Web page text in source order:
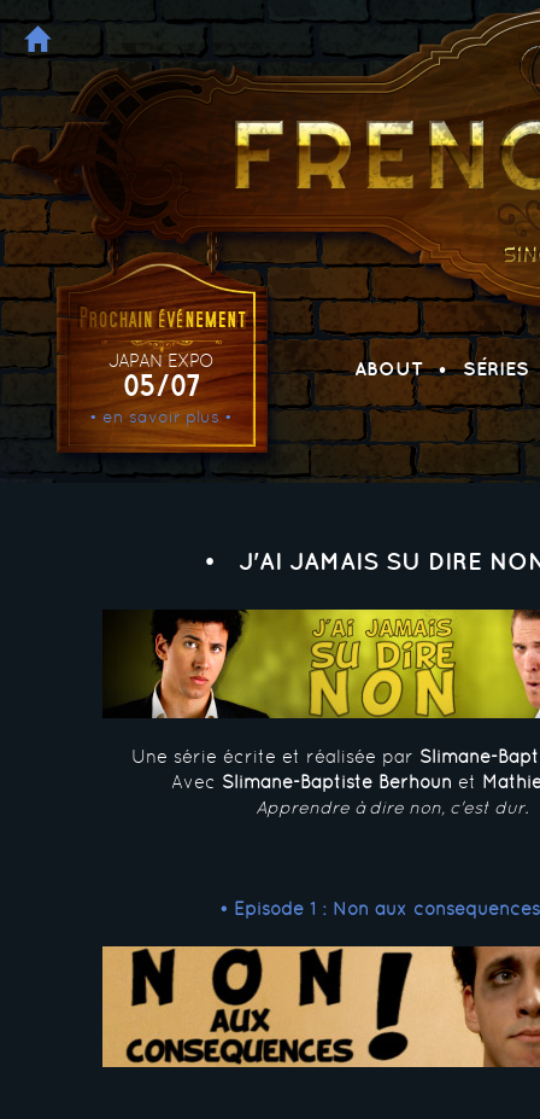
JAPAN EXPO
05/07
• en savoir plus •
ABOUT SÉRIES
J'AI JAMAIS SU DIRE
Une série écrite et réalisée par Slimane-
Avec Slimane-Baptiste Berhoun et
Apprendre à dire non, c'est dur.
• Episode 1 : Non aux